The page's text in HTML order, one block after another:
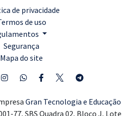
de privacidade
de uso
Segurança
Mapa do site
Gran Tecnologia e Educação
77, SBS Quadra 02, Bloco J, Lote